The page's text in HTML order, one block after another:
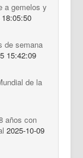
a gemelos y
de semana
15:42:09
de la
años con
2025-10-09